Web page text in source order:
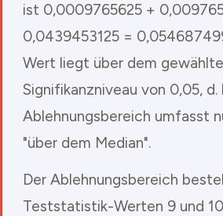
ist 0,0009765625 +
0,0439453125 =
Wert liegt über dem
Signifikanzniveau von 0,05, d.
Ablehnungsbereich umfasst
"über dem Median".
Der Ablehnungsbereich
Teststatistik-Werten 9 und